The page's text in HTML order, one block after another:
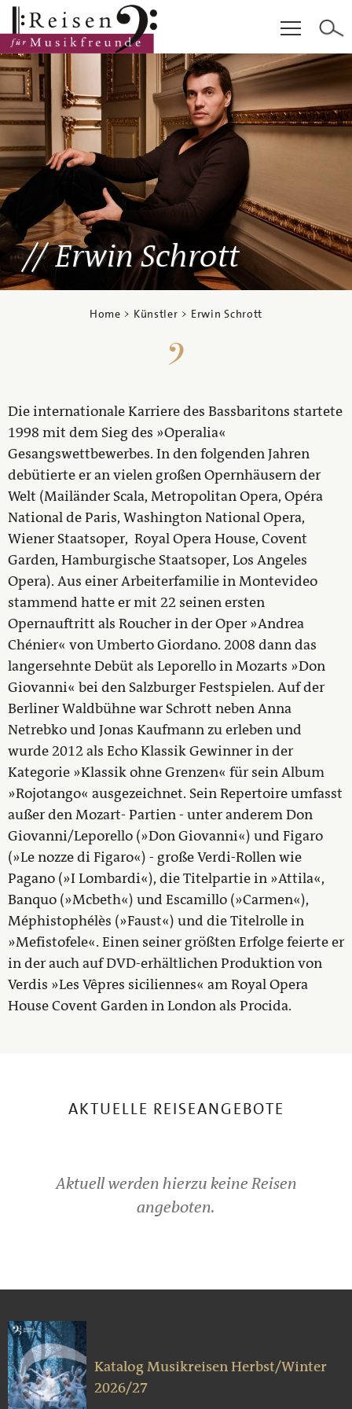
Hauptinhalt Fußzeile Cookie-Einstellungen
Erwin Schrott
Home > Künstler > Erwin Schrott
Die internationale Karriere des Bassbaritons startete
1998 mit dem Sieg des »Operalia«
Gesangswettbewerbes. In den folgenden Jahren
debütierte er an vielen großen Opernhäusern der
Welt (Mailänder Scala, Metropolitan Opera, Opéra
National de Paris, Washington National Opera,
Wiener Staatsoper, Royal Opera House, Covent
Garden, Hamburgische Staatsoper, Los Angeles
Opera). Aus einer Arbeiterfamilie in Montevideo
stammend hatte er mit 22 seinen ersten
Opernauftritt als Roucher in der Oper »Andrea
Chénier« von Umberto Giordano. 2008 dann das
langersehnte Debüt als Leporello in Mozarts »Don
Giovanni« bei den Salzburger Festspielen. Auf der
Berliner Waldbühne war Schrott neben Anna
Netrebko und Jonas Kaufmann zu erleben und
wurde 2012 als Echo Klassik Gewinner in der
Kategorie »Klassik ohne Grenzen« für sein Album
»Rojotango« ausgezeichnet. Sein Repertoire umfasst
außer den Mozart- Partien - unter anderem Don
Giovanni/Leporello (»Don Giovanni«) und Figaro
(»Le nozze di Figaro«) - große Verdi-Rollen wie
Pagano (»I Lombardi«), die Titelpartie in »Attila«,
Banquo (»Mcbeth«) und Escamillo (»Carmen«),
Méphistophélès (»Faust«) und die Titelrolle in
»Mefistofele«. Einen seiner größten Erfolge feierte er
in der auch auf DVD-erhältlichen Produktion von
Verdis »Les Vêpres siciliennes« am Royal Opera
House Covent Garden in London als Procida.
AKTUELLE REISEANGEBOTE
Aktuell werden hierzu keine Reisen
angeboten.
Katalog Musikreisen Herbst/Winter
2026/27